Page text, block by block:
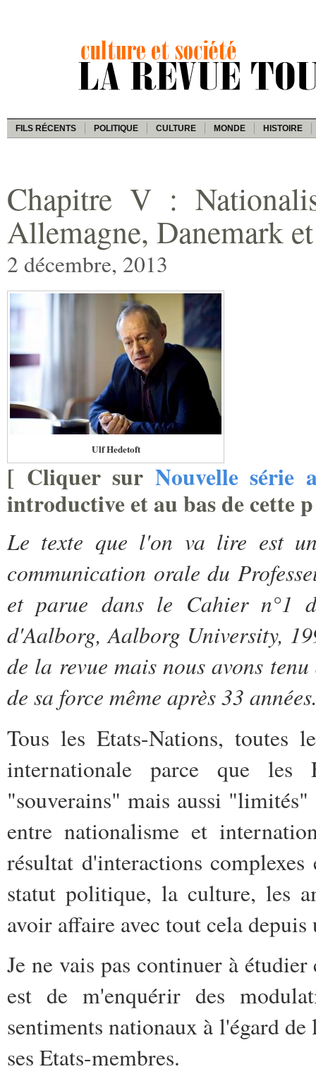
FILS RÉCENTS POLITIQUE CULTURE MONDE HISTOIRE
Chapitre V :
Allemagne, Danemark
2 décembre, 2013
Ulf Hedetoft
[ Cliquer sur Nouvelle série
introductive et au bas de cette
Le texte que l'on va lire est
communication orale du
et parue dans le Cahier n°1
d'Aalborg, Aalborg University,
de la revue mais nous avons
de sa force même après 33
Tous les Etats-Nations, toutes
internationale parce que les
"souverains" mais aussi "limités"
entre nationalisme et
résultat d'interactions
statut politique, la culture, les
avoir affaire avec tout cela
Je ne vais pas continuer à
est de m'enquérir des
sentiments nationaux à l'égard
ses Etats-membres.